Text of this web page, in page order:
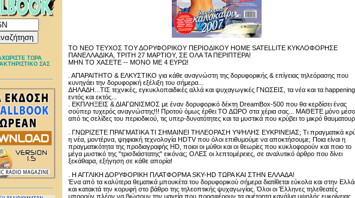
ΤΩΡΑ
ΣΑΣ
ΤΟ ΝΕΟ ΤΕΥΧΟΣ ΤΟΥ ΔΟΡΥΦΟΡΙΚΟΥ ΠΕΡΙΟΔΙΚΟΥ HOME SATELLITE ΚΥΚΛΟΦΟΡΗΣΕ
ΠΑΝΕΛΛΑΔΙΚΑ, ΤΡΙΤΗ 27 ΜΑΡΤΙΟΥ, ΣΕ ΟΛΑ ΤΑ ΠΕΡΙΠΤΕΡΑ!
ΜΗΝ ΤΟ ΧΑΣΕΤΕ -- ΜΟΝΟ ΜΕ 4 ΕΥΡΩ!
. ΑΠΑΡΑΙΤΗΤΟ & ΕΛΚΥΣΤΙΚΟ για κάθε αναγνώστη της δορυφορικής & επίγειας τηλεόρασης που
κυνηγάει την δορυφορική εξέλιξη του σήμερα...
ΔΗΛΑΔΗ...ΤΙΣ τεχνικές, εγκυκλοπαιδικές αλλά και ψυχαγωγικές ΓΝΩΣΕΙΣ, τα νέα και τα
εντός και εκτός...
. ΕΚΠΛΗΞΕΙΣ & ΔΙΑΓΩΝΙΣΜΟΣ με έναν δορυφορικό δέκτη DreamBox-500 που θα κερδίσει ένας
σούπερ τυχερός αναγνώστης!!! Προτού όμως έρθει ΤΟ ΔΩΡΟ στα χέρια σας... ΜΑΘΕΤΕ μόνο μέσα
από τις σελίδες του περιοδικού, τις υπερ-δυνατότητες και τα μυστικά που κρύβει το μικρό
. ΓΝΩΡΙΖΕΤΕ ΠΡΑΓΜΑΤΙΚΑ ΤΙ ΣΗΜΑΙΝΕΙ ΤΗΛΕΟΡΑΣΗ ΥΨΗΛΗΣ ΕΥΚΡΙΝΕΙΑΣ; Τι πραγματικά
η νέα, μοντέρνα, ψηφιακή τεχνολογία HDTV που όλοι επιθυμούμε να αποκτήσουμε; Ποια είναι η
πραγματικότητα της προδιαγραφής HD, ποιοι οι μύθοι και οι θεωρίες που κυκλοφορούν και ποιο το
μέγα μυστικό της "τρισδιάστατης" εικόνας; ΟΛΕΣ οι λεπτομέρειες, σε αναλυτικό άρθρο που δίνει
ξεκάθαρα, εξήγηση σε κάθε απορία!
. Η ΑΓΓΛΙΚΗ ΔΟΡΥΦΟΡΙΚΗ ΠΛΑΤΦΟΡΜΑ SKY-HD ΤΩΡΑ ΚΑΙ ΣΤΗΝ ΕΛΛΑΔΑ!
Ένα από τα καλύτερα θεματικά μπουκέτα του δορυφορικού σήμερα διατίθεται εύκολα και στην
και κατακτά την κορυφή στο βάθρο της τηλεοπτικής ψυχαγωγίας. Όλοι οι Έλληνες τηλεθεατές
μπορούν πλέον να βιώσουν την μαγεία που προσφέρουν τα αμέτρητα κανάλια υψηλής ευκρίνειας.